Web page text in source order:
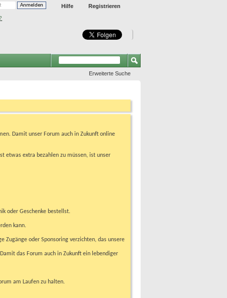
Registrieren
Hilfe
Erweiterte Suche
Damit unser Forum auch in Zukunft online
etwas extra bezahlen zu müssen, ist unser
oder Geschenke bestellst.
kann.
oder Sponsoring verzichten, das unsere
das Forum auch in Zukunft ein lebendiger
am Laufen zu halten.